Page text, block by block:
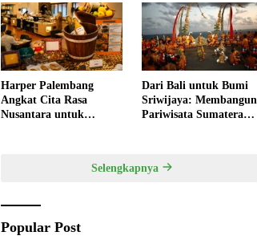
Ajak Anak Asah
Kreativitas
Pertama di Kota
Pempek
Harper Palembang
Angkat Cita Rasa
Nusantara untuk
Dari Bali untuk Bumi
Sriwijaya: Membangun
Pariwisata Sumatera
Selengkapnya
Popular Post